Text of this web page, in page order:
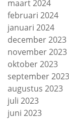
maart 2024
februari 2024
januari 2024
december 2023
november 2023
oktober 2023
september 2023
augustus 2023
juli 2023
juni 2023